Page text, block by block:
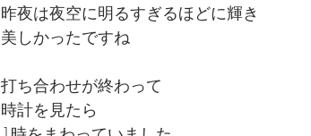
昨夜は夜空に明るすぎるほどに輝き
美しかったですね
打ち合わせが終わって
時計を見たら